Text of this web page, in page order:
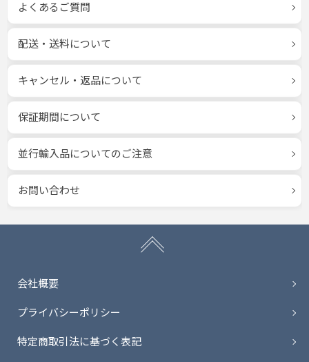
よくあるご質問
配送・送料について
キャンセル・返品について
保証期間について
並行輸入品についてのご注意
お問い合わせ
会社概要
プライバシーポリシー
特定商取引法に基づく表記